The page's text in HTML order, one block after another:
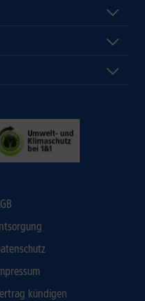
kündigen